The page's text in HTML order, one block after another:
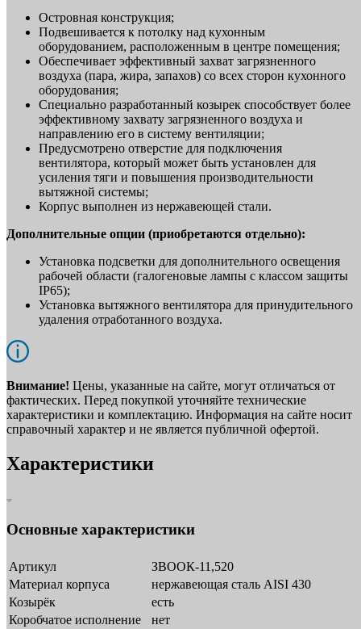
Островная конструкция;
Подвешивается к потолку над кухонным
оборудованием, расположенным в центре помещения;
Обеспечивает эффективный захват загрязненного
воздуха (пара, жира, запахов) со всех сторон кухонного
оборудования;
Специально разработанный козырек способствует более
эффективному захвату загрязненного воздуха и
направлению его в систему вентиляции;
Предусмотрено отверстие для подключения
вентилятора, который может быть установлен для
усиления тяги и повышения производительности
вытяжной системы;
Корпус выполнен из нержавеющей стали.
Дополнительные опции (приобретаются отдельно):
Установка подсветки для дополнительного освещения
рабочей области (галогеновые лампы с классом защиты
IP65);
Установка вытяжного вентилятора для принудительного
удаления отработанного воздуха.
Внимание! Цены, указанные на сайте, могут отличаться от
фактических. Перед покупкой уточняйте технические
характеристики и комплектацию. Информация на сайте носит
справочный характер и не является публичной офертой.
Характеристики
Основные характеристики
Артикул
ЗВООК-11,520
Материал корпуса
нержавеющая сталь AISI 430
Козырёк
есть
Коробчатое исполнение
нет